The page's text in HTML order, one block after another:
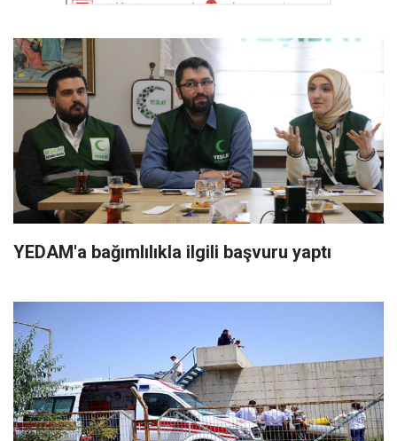
YEDAM'a bağımlılıkla ilgili başvuru yaptı